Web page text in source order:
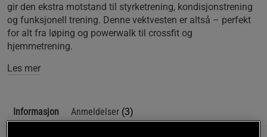
gir den ekstra motstand til styrketrening, kondisjonstrening
og funksjonell trening. Denne vektvesten er altså – perfekt
for alt fra løping og powerwalk til crossfit og
hjemmetrening.
Les mer
Informasjon Anmeldelser (3)